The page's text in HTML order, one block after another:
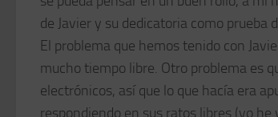
de Javier y su dedicatoria como prueba
El problema que hemos tenido con
mucho tiempo libre. Otro problema es
electrónicos, así que lo que hacía era
respondiendo en sus ratos libres (yo